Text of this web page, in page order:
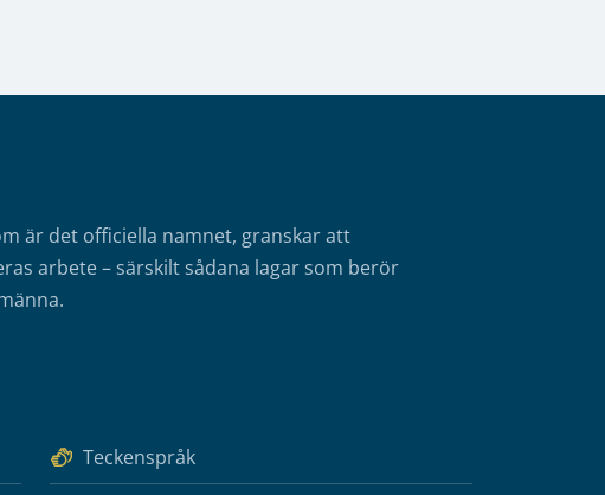
är det officiella namnet, granskar att
arbete – särskilt sådana lagar som berör
Teckenspråk